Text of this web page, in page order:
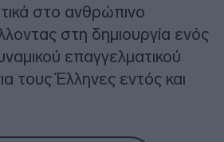
στο ανθρώπινο
στη δημιουργία ενός
επαγγελματικού
τους Έλληνες εντός και